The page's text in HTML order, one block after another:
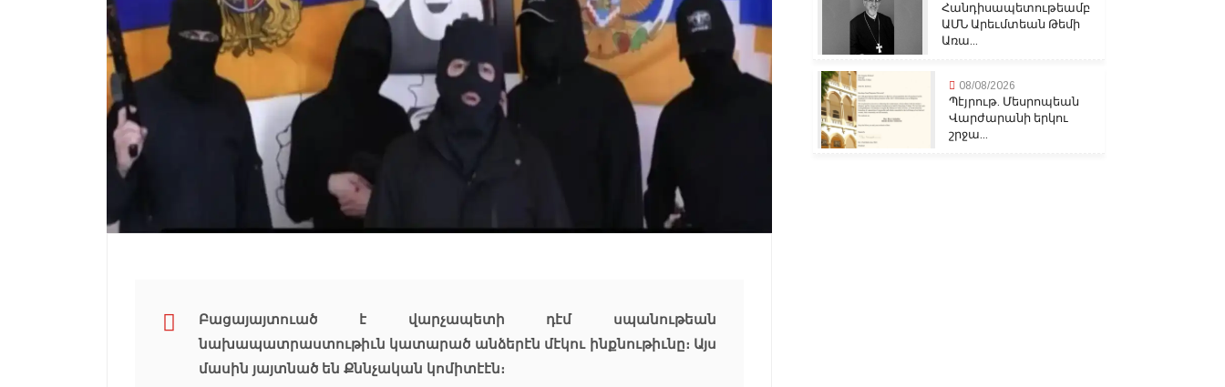
Բացայայտուած է վարչապետի դէմ սպանութեան
նախապատրաստութիւն կատարած անձերէն մէկու ինքնութիւնը։ Այս
մասին յայտնած են Քննչական կոմիտէէն։
Հանդիսապետութեամբ
ԱՄՆ Արեւմտեան Թեմի
Առա...
08/08/2026
Պէյրութ. Մեսրոպեան
Վարժարանի երկու
շրջա...